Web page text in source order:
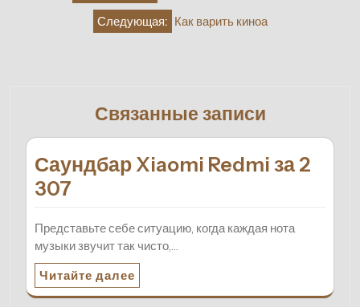
Следующая: Как варить киноа
Связанные записи
Саундбар Xiaomi Redmi за 2
307
Представьте себе ситуацию, когда каждая нота
музыки звучит так чисто,…
Читайте далее